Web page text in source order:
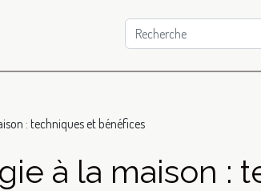
: techniques et bénéfices
à la maison :